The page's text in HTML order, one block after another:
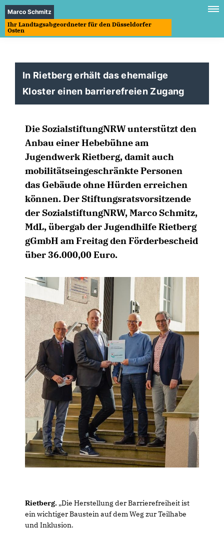
Marco Schmitz
Ihr Landtagsabgeordneter für den Düsseldorfer
Osten
In Rietberg erhält das ehemalige
Kloster einen barrierefreien Zugang
Die SozialstiftungNRW unterstützt den
Anbau einer Hebebühne am
Jugendwerk Rietberg, damit auch
mobilitätseingeschränkte Personen
das Gebäude ohne Hürden erreichen
können. Der Stiftungsratsvorsitzende
der SozialstiftungNRW, Marco Schmitz,
MdL, übergab der Jugendhilfe Rietberg
gGmbH am Freitag den Förderbescheid
über 36.000,00 Euro.
Rietberg. Die Herstellung der Barrierefreiheit ist
ein wichtiger Baustein auf dem Weg zur Teilhabe
und Inklusion.